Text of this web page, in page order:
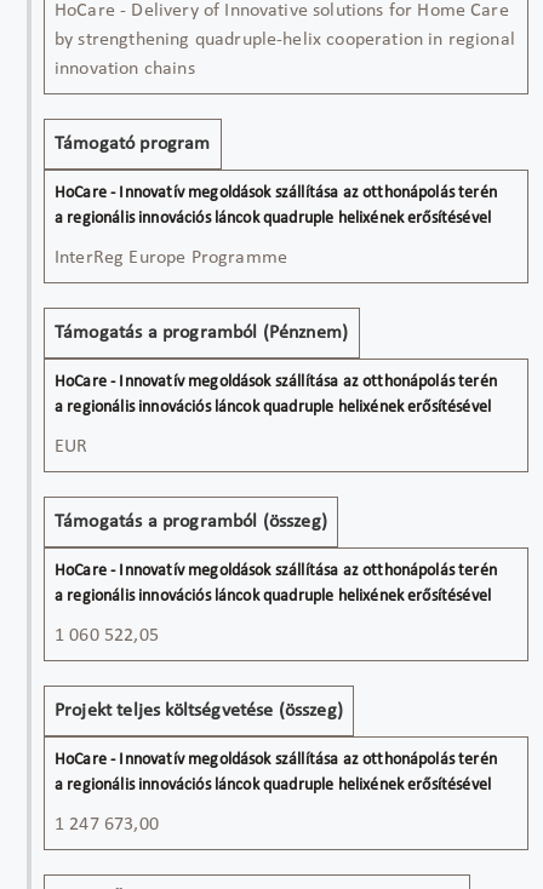
HoCare - Delivery of Innovative solutions for Home Care
by strengthening quadruple-helix cooperation in regional
innovation chains
Támogató program
InterReg Europe Programme
Támogatás a programból (Pénznem)
EUR
Támogatás a programból (összeg)
1 060 522,05
Projekt teljes költségvetése (összeg)
1 247 673,00